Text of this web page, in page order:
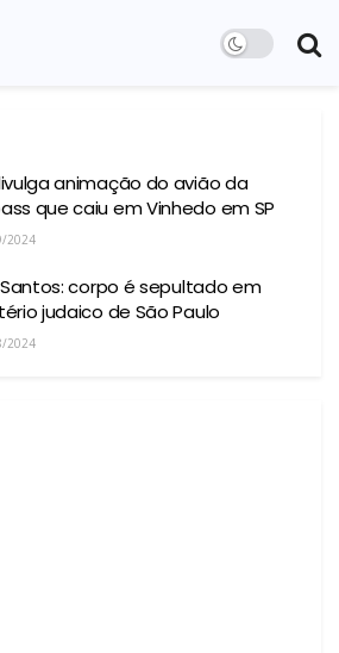
animação do avião da
que caiu em Vinhedo em SP
2024
Santos: corpo é sepultado em
judaico de São Paulo
2024